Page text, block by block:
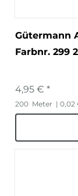
Gütermann
Farbnr. 299
4,95 € *
200 Meter | 0,02